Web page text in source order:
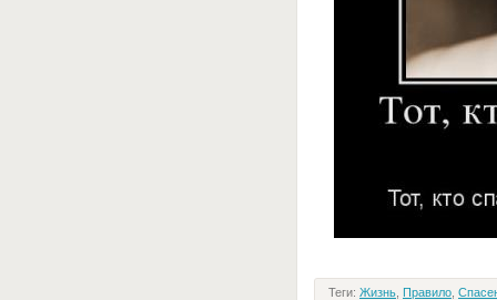
Теги: Жизнь Правило